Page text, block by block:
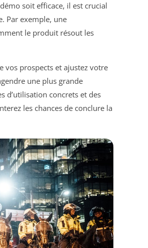
soit efficace, il est crucial
Par exemple, une
le produit résout les
vos prospects et ajustez votre
une plus grande
d’utilisation concrets et des
les chances de conclure la